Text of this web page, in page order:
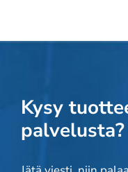
Kysy
palvelusta?